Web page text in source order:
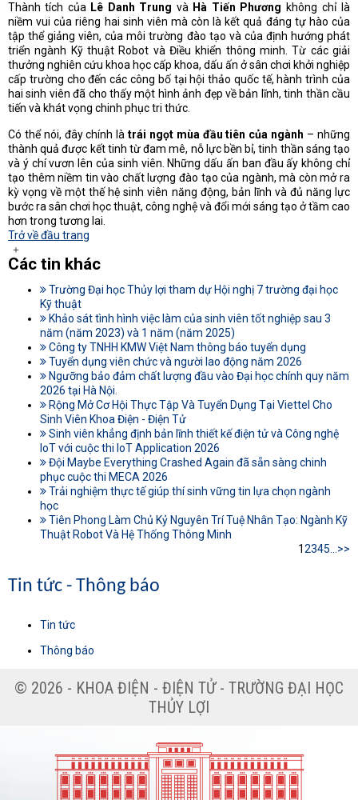
Thành tích của Lê Danh Trung và Hà Tiến Phương không chỉ là
niềm vui của riêng hai sinh viên mà còn là kết quả đáng tự hào của
tập thể giảng viên, của môi trường đào tạo và của định hướng phát
triển ngành Kỹ thuật Robot và Điều khiển thông minh. Từ các giải
thưởng nghiên cứu khoa học cấp khoa, dấu ấn ở sân chơi khởi nghiệp
cấp trường cho đến các công bố tại hội thảo quốc tế, hành trình của
hai sinh viên đã cho thấy một hình ảnh đẹp về bản lĩnh, tinh thần cầu
tiến và khát vọng chinh phục tri thức.
Có thể nói, đây chính là trái ngọt mùa đầu tiên của ngành – những
thành quả được kết tinh từ đam mê, nỗ lực bền bỉ, tinh thần sáng tạo
và ý chí vươn lên của sinh viên. Những dấu ấn ban đầu ấy không chỉ
tạo thêm niềm tin vào chất lượng đào tạo của ngành, mà còn mở ra
kỳ vọng về một thế hệ sinh viên năng động, bản lĩnh và đủ năng lực
bước ra sân chơi học thuật, công nghệ và đổi mới sáng tạo ở tầm cao
hơn trong tương lai.
Trở về đầu trang
Các tin khác
Trường Đại học Thủy lợi tham dự Hội nghị 7 trường đại học
Kỹ thuật
Khảo sát tình hình việc làm của sinh viên tốt nghiệp sau 3
năm (năm 2023) và 1 năm (năm 2025)
Công ty TNHH KMW Việt Nam thông báo tuyển dụng
Tuyển dụng viên chức và người lao động năm 2026
Ngưỡng bảo đảm chất lượng đầu vào Đại học chính quy năm
2026 tại Hà Nội.
Rộng Mở Cơ Hội Thực Tập Và Tuyển Dụng Tại Viettel Cho
Sinh Viên Khoa Điện - Điện Tử
Sinh viên khẳng định bản lĩnh thiết kế điện tử và Công nghệ
IoT với cuộc thi IoT Application 2026
Đội Maybe Everything Crashed Again đã sẵn sàng chinh
phục cuộc thi MECA 2026
Trải nghiệm thực tế giúp thí sinh vững tin lựa chọn ngành
học
Tiên Phong Làm Chủ Kỷ Nguyên Trí Tuệ Nhân Tạo: Ngành Kỹ
Thuật Robot Và Hệ Thống Thông Minh
12345...>>
Tin tức - Thông báo
Tin tức
Thông báo
© 2026 - KHOA ĐIỆN - ĐIỆN TỬ - TRƯỜNG ĐẠI HỌC
THỦY LỢI